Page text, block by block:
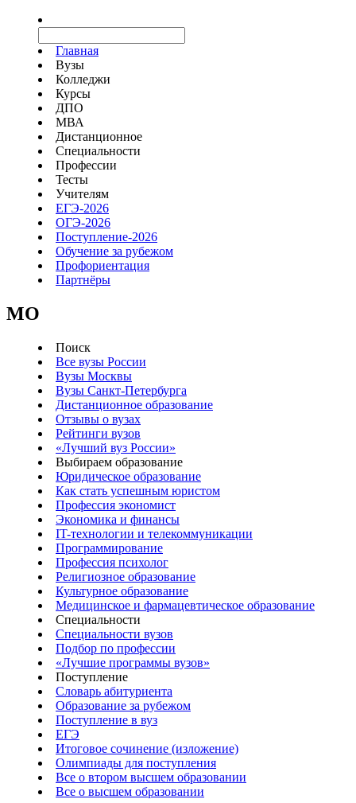
Главная
Вузы
Колледжи
Курсы
ДПО
МВА
Дистанционное
Специальности
Профессии
Тесты
Учителям
ЕГЭ-2026
ОГЭ-2026
Поступление-2026
Обучение за рубежом
Профориентация
Партнёры
MO
Поиск
Все вузы России
Вузы Москвы
Вузы Санкт-Петербурга
Дистанционное образование
Отзывы о вузах
Рейтинги вузов
«Лучший вуз России»
Выбираем образование
Юридическое образование
Как стать успешным юристом
Профессия экономист
Экономика и финансы
IT-технологии и телекоммуникации
Программирование
Профессия психолог
Религиозное образование
Культурное образование
Медицинское и фармацевтическое образование
Специальности
Специальности вузов
Подбор по профессии
«Лучшие программы вузов»
Поступление
Словарь абитуриента
Образование за рубежом
Поступление в вуз
ЕГЭ
Итоговое сочинение (изложение)
Олимпиады для поступления
Все о втором высшем образовании
Все о высшем образовании